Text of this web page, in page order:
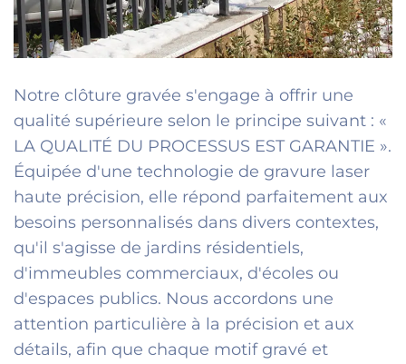
Notre clôture gravée s'engage à offrir une
qualité supérieure selon le principe suivant : «
LA QUALITÉ DU PROCESSUS EST GARANTIE ».
Équipée d'une technologie de gravure laser
haute précision, elle répond parfaitement aux
besoins personnalisés dans divers contextes,
qu'il s'agisse de jardins résidentiels,
d'immeubles commerciaux, d'écoles ou
d'espaces publics. Nous accordons une
attention particulière à la précision et aux
détails, afin que chaque motif gravé et